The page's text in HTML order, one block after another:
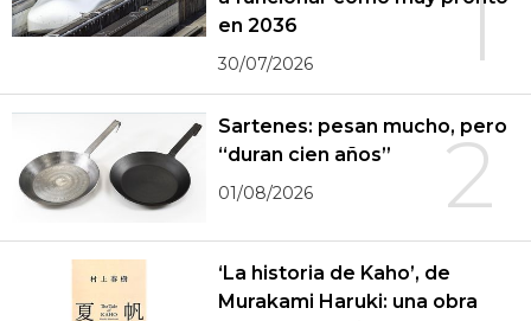
1
en 2036
30/07/2026
2
Sartenes: pesan mucho, pero
“duran cien años”
01/08/2026
‘La historia de Kaho’, de
Murakami Haruki: una obra